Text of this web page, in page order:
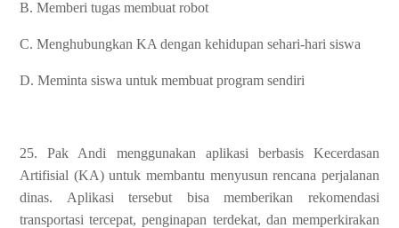
B. Memberi tugas membuat robot
C. Menghubungkan KA dengan kehidupan sehari-hari siswa
D. Meminta siswa untuk membuat program sendiri
25. Pak Andi menggunakan aplikasi berbasis Kecerdasan
Artifisial (KA) untuk membantu menyusun rencana perjalanan
dinas. Aplikasi tersebut bisa memberikan rekomendasi
transportasi tercepat, penginapan terdekat, dan memperkirakan